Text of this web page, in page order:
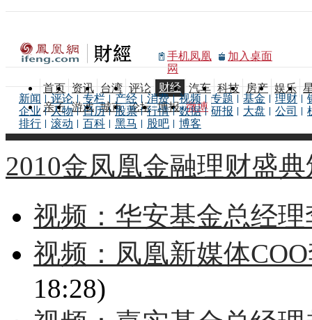
手机凤凰
网
加入桌面
首页 资讯 台湾 评论 财经 汽车 科技 房产 娱乐
亲子 游戏 城市 论坛 博报 微博
新闻 评论 专栏 产经 消费 视频 专题 基金 理财
企业
人物 日历 股票 行情 数据 研报 大盘 公司
排行
滚动 百科 黑马 股吧 博客
2010金凤凰金融理财盛
视频：华安基金总经
视频：凤凰新媒体
18:28)